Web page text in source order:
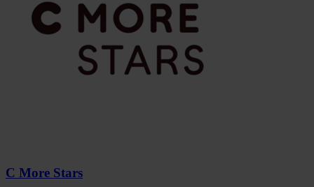
C More Stars